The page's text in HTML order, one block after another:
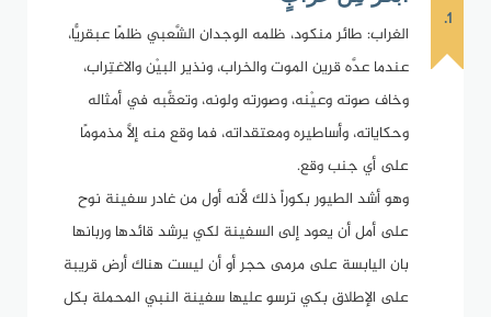
1.
الغراب: طائر منكود، ظلمه الوجدان الشَّعبي ظلمًا عبقريًّا،
عندما عدَّه قرين الموت والخراب، ونذير البيْن والاغتِراب،
وخاف صوته وعيْنه، وصورته ولونه، وتعقَّبه في أمثاله
وحكاياته، وأساطيره ومعتقداته، فما وقع منه إلاَّ مذمومًا
على أي جنب وقع.
وهو أشد الطيور بكوراً ذلك لأنه أول من غادر سفينة نوح
على أمل أن يعود إلى السفينة لكي يرشد قائدها وربانها
بان اليابسة على مرمى حجر أو أن ليست هناك أرض قريبة
على الإطلاق بكي ترسو عليها سفينة النبي المحملة بكل